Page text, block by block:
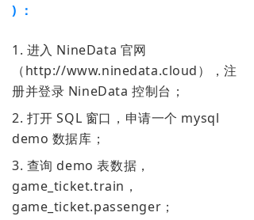
) ：
1. 进入 NineData 官网
（http://www.ninedata.cloud），注
册并登录 NineData 控制台；
2. 打开 SQL 窗口，申请一个 mysql
demo 数据库；
3. 查询 demo 表数据，
game_ticket.train，
game_ticket.passenger；